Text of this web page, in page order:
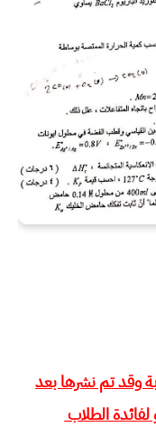
وقد تم نشرها بعد
الطلاب